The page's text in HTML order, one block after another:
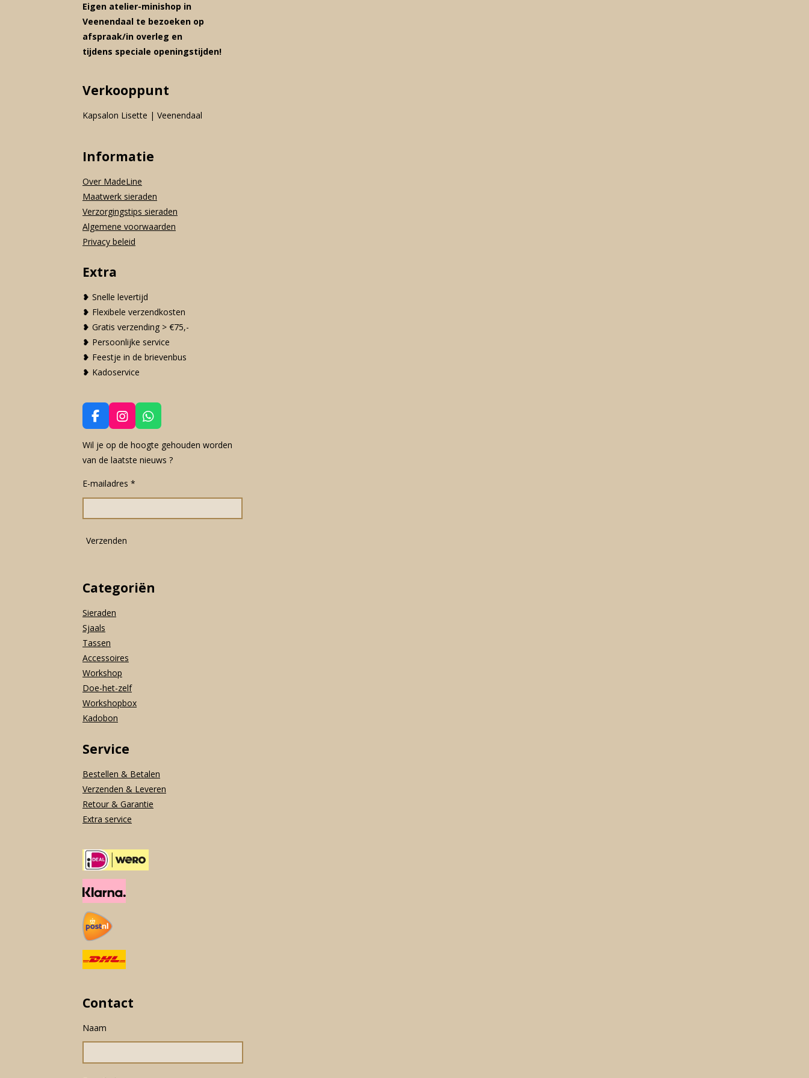
Eigen atelier-minishop in
Veenendaal te bezoeken op
afspraak/in overleg en
tijdens speciale openingstijden!
Verkooppunt
Kapsalon Lisette | Veenendaal
Informatie
Over MadeLine
Maatwerk sieraden
Verzorgingstips sieraden
Algemene voorwaarden
Privacy beleid
Extra
❥ Snelle levertijd
❥ Flexibele verzendkosten
❥ Gratis verzending > €75,-
❥ Persoonlijke service
❥ Feestje in de brievenbus
❥ Kadoservice
F
a
c
e
o
o
I
n
s
t
g
r
m
W
h
a
t
p
Wil je op de hoogte gehouden worden
van de laatste nieuws ?
E-mailadres *
Verzenden
Categoriën
Sieraden
Sjaals
Tassen
Accessoires
Workshop
Doe-het-zelf
Workshopbox
Kadobon
Service
Bestellen & Betalen
Verzenden & Leveren
Retour & Garantie
Extra service
Contact
Naam